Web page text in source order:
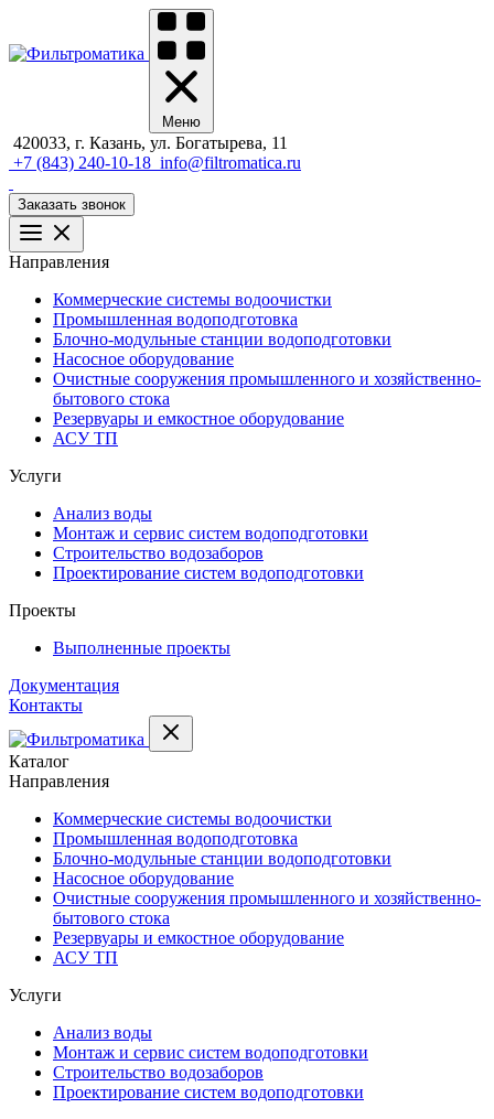
Меню
420033, г. Казань, ул. Богатырева, 11
+7 (843) 240-10-18 info@filtromatica.ru
Заказать звонок
Направления
Коммерческие системы водоочистки
Промышленная водоподготовка
Блочно-модульные станции водоподготовки
Насосное оборудование
Очистные сооружения промышленного и хозяйственно-
бытового стока
Резервуары и емкостное оборудование
АСУ ТП
Услуги
Анализ воды
Монтаж и сервис систем водоподготовки
Строительство водозаборов
Проектирование систем водоподготовки
Проекты
Выполненные проекты
Документация
Контакты
Каталог
Направления
Коммерческие системы водоочистки
Промышленная водоподготовка
Блочно-модульные станции водоподготовки
Насосное оборудование
Очистные сооружения промышленного и хозяйственно-
бытового стока
Резервуары и емкостное оборудование
АСУ ТП
Услуги
Анализ воды
Монтаж и сервис систем водоподготовки
Строительство водозаборов
Проектирование систем водоподготовки